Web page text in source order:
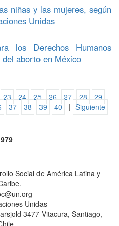
niñas y las mujeres, según
Unidas
los Derechos Humanos
aborto en México
23 24 25 26 27 28
29
37 38 39 40 | Siguiente
979
Social de América Latina y
Unidas
3477 Vitacura, Santiago,